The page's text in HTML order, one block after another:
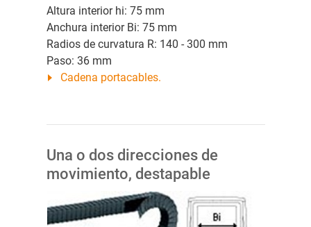
Altura interior hi: 75 mm
Anchura interior Bi: 75 mm
Radios de curvatura R: 140 - 300 mm
Paso: 36 mm
Cadena portacables.
Una o dos direcciones de
movimiento, destapable